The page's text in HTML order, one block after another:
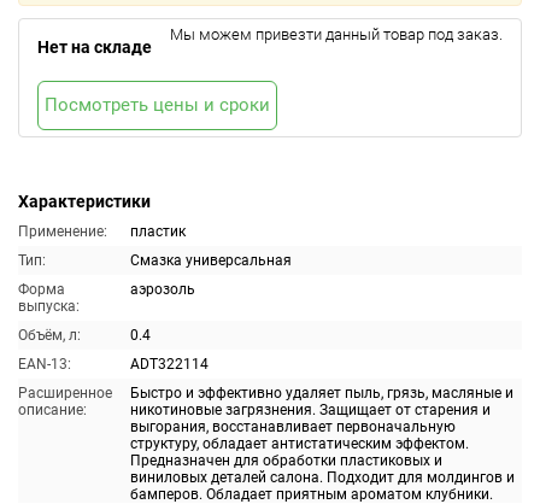
Характеристики
Применение:
пластик
Тип:
Смазка универсальная
Форма
выпуска:
аэрозоль
Объём, л:
0.4
EAN-13:
ADT322114
Расширенное
описание:
Быстро и эффективно удаляет пыль, грязь, масляные и
никотиновые загрязнения. Защищает от старения и
выгорания, восстанавливает первоначальную
структуру, обладает антистатическим эффектом.
Предназначен для обработки пластиковых и
виниловых деталей салона. Подходит для молдингов и
бамперов. Обладает приятным ароматом клубники.
Нет на складе
Мы можем привезти данный товар под заказ.
Посмотреть цены и сроки